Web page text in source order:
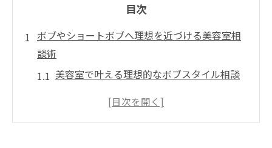
目次
ボブやショートボブへ理想を近づける美容室相
談術
美容室で叶える理想的なボブスタイル相談
ショートボブ希望時の美容室カウンセリン